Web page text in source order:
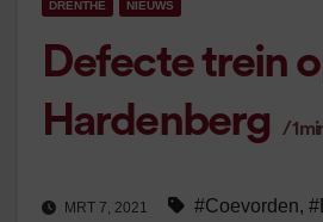
DRENTHE NIEUWS
Defecte trein
Hardenberg
/1
MRT 7, 2021 #Coevorden,